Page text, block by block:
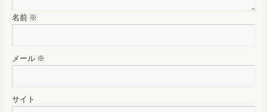
名前 ※
メール ※
サイト